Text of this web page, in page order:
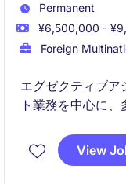
Permanent
¥6,500,000 -
Foreign
エグゼクティブア
ト業務を中心に
うポジションです。
View